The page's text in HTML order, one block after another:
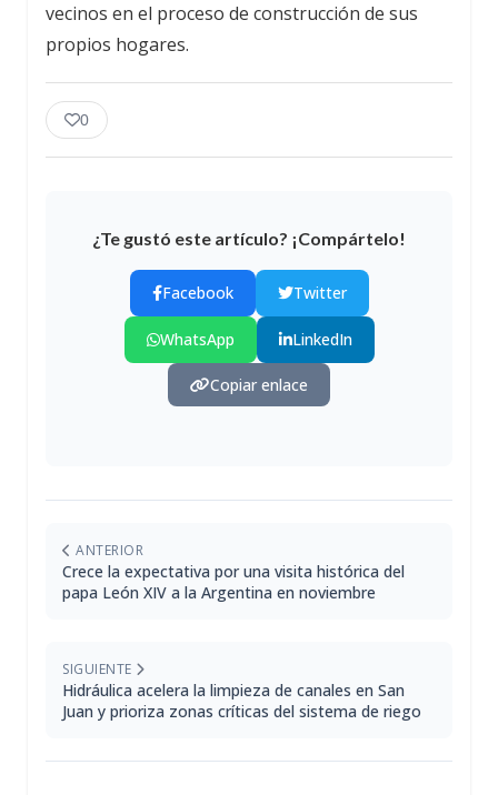
vecinos en el proceso de construcción de sus
propios hogares.
0
¿Te gustó este artículo? ¡Compártelo!
Facebook Twitter
WhatsApp LinkedIn
Copiar enlace
ANTERIOR
Crece la expectativa por una visita histórica del
papa León XIV a la Argentina en noviembre
SIGUIENTE
Hidráulica acelera la limpieza de canales en San
Juan y prioriza zonas críticas del sistema de riego